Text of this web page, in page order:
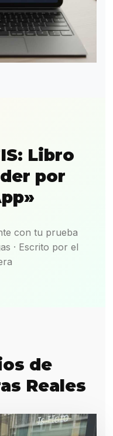
Libro
por
con tu prueba
· Escrito por el
de
Reales